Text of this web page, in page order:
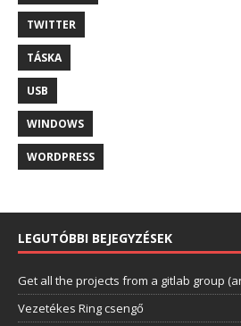
TWITTER
TÁSKA
USB
WINDOWS
WORDPRESS
LEGUTÓBBI BEJEGYZÉSEK
Get all the projects from a gitlab group
Vezetékes Ring csengő